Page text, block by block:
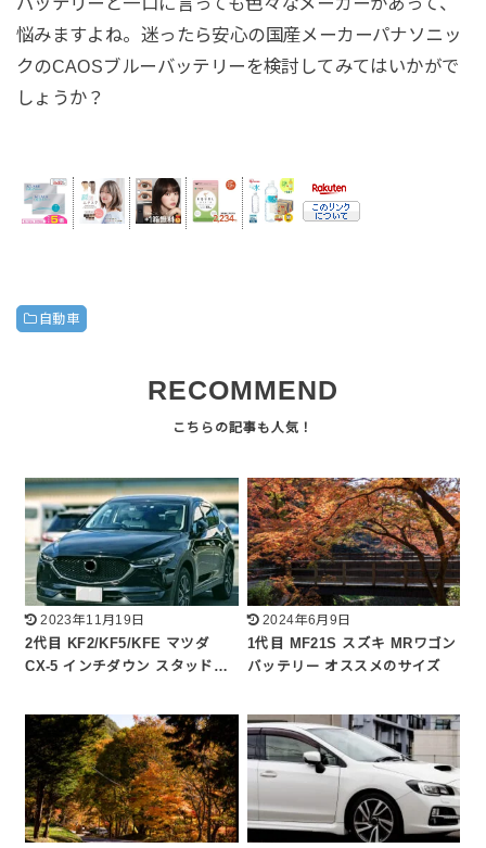
悩みますよね。迷ったら安心の国産メーカーパナソニッ
クのCAOSブルーバッテリーを検討してみてはいかがで
しょうか？
自動車
RECOMMEND
2023年11月19日
2代目 KF2/KF5/KFE マツダ
CX-5 インチダウン スタッド…
2024年6月9日
1代目 MF21S スズキ MRワゴン
バッテリー オススメのサイズ